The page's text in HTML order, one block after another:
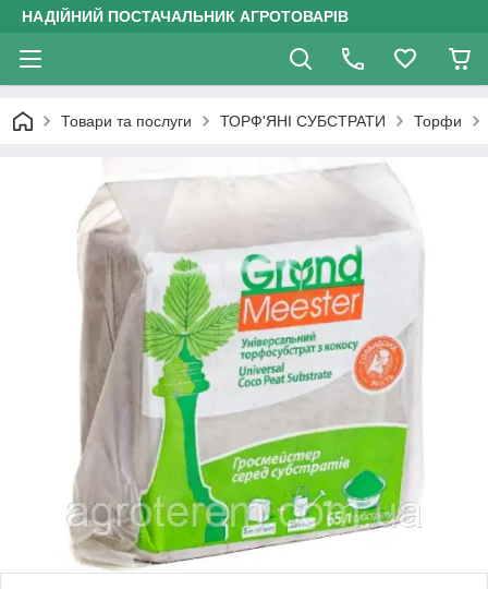
НАДІЙНИЙ ПОСТАЧАЛЬНИК АГРОТОВАРІВ
Товари та послуги ТОРФ'ЯНІ СУБСТРАТИ Торфи